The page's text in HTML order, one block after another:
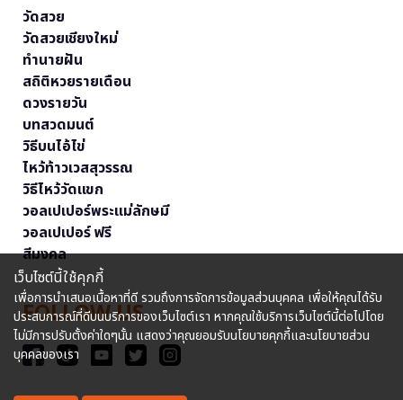
วัดสวย
วัดสวยเชียงใหม่
ทำนายฝัน
สถิติหวยรายเดือน
ดวงรายวัน
บทสวดมนต์
วิธีบนไอ้ไข่
ไหว้ท้าวเวสสุวรรณ
วิธีไหว้วัดแขก
วอลเปเปอร์พระแม่ลักษมี
วอลเปเปอร์ ฟรี
สีมงคล
FOLLOW US
เว็บไซต์นี้ใช้คุกกี้
เพื่อการนำเสนอเนื้อหาที่ดี รวมถึงการจัดการข้อมูลส่วนบุคคล เพื่อให้คุณได้รับ
ประสบการณ์ที่ดีบนบริการของเว็บไซต์เรา หากคุณใช้บริการเว็บไซต์นี้ต่อไปโดย
ไม่มีการปรับตั้งค่าใดๆนั้น แสดงว่าคุณยอมรับนโยบายคุกกี้และนโยบายส่วน
บุคคลของเรา